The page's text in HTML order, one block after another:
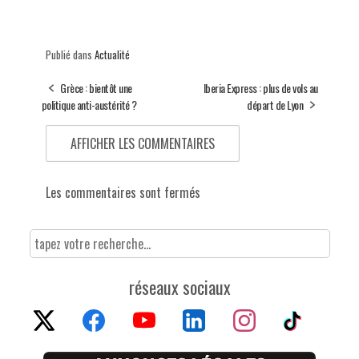
Publié dans Actualité
Grèce : bientôt une
politique anti-austérité ?
Iberia Express : plus de vols au
départ de Lyon
AFFICHER LES COMMENTAIRES
Les commentaires sont fermés
réseaux sociaux